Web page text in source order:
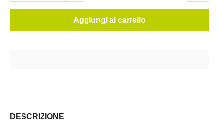
Aggiungi al carrello
DESCRIZIONE